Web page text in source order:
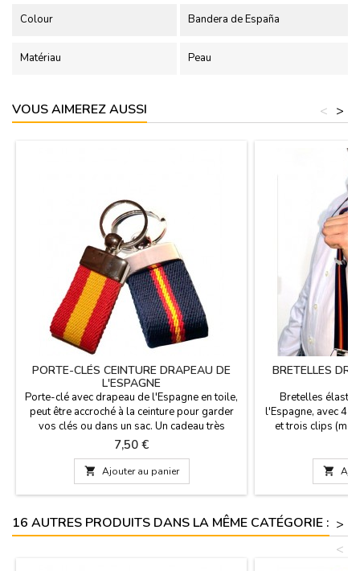
Colour Bandera de España
Matériau Peau
VOUS AIMEREZ AUSSI >
<
PORTE-CLÉS CEINTURE DRAPEAU DE
L'ESPAGNE
Porte-clé avec drapeau de l'Espagne en toile,
peut être accroché à la ceinture pour garder
vos clés ou dans un sac. Un cadeau très
pratique et disponibles en différentes
couleurs. Fabriqué en Espagne.Taille: 7 cm x 3
cm
Prix
7,50 €
 Ajouter au panier
BRETELLES
Bretelles
l'Espagne, avec 4
et trois clips
extensible,
avec le
16 AUTRES PRODUITS DANS LA MÊME CATÉGORIE : >
<